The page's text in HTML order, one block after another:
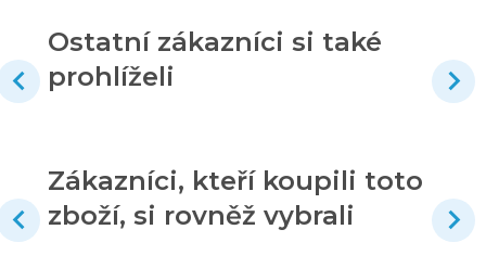
Ostatní zákazníci si také
prohlíželi
Zákazníci, kteří koupili toto
zboží, si rovněž vybrali